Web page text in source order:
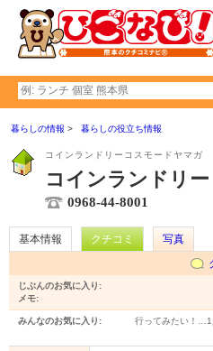
暮らしの情報 暮らしの役立ち情報
コインランドリーコスモードヤマガ
コインランドリ
0968-44-8001
基本情報 クチコミ
写真
じぶんのお気に入り:
メモ:
みんなのお気に入り: 行ってみたい！… 1